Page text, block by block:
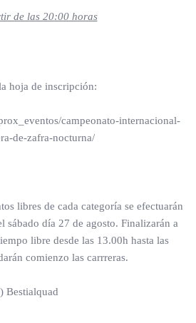
de las 20:00 horas
hoja de inscripción:
campeonato-internacional-
de-zafra-nocturna/
libres de cada categoría se efectuarán
sábado día 27 de agosto. Finalizarán a
libre desde las 13.00h hasta las
comienzo las carrreras.
Bestialquad